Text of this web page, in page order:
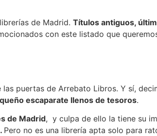
de Madrid. Títulos antiguos,
con este listado que
puertas de Arrebato Libros. Y sí,
escaparate llenos de tesoros.
de Madrid, y culpa de ello la tiene su
Pero no es una librería apta solo para